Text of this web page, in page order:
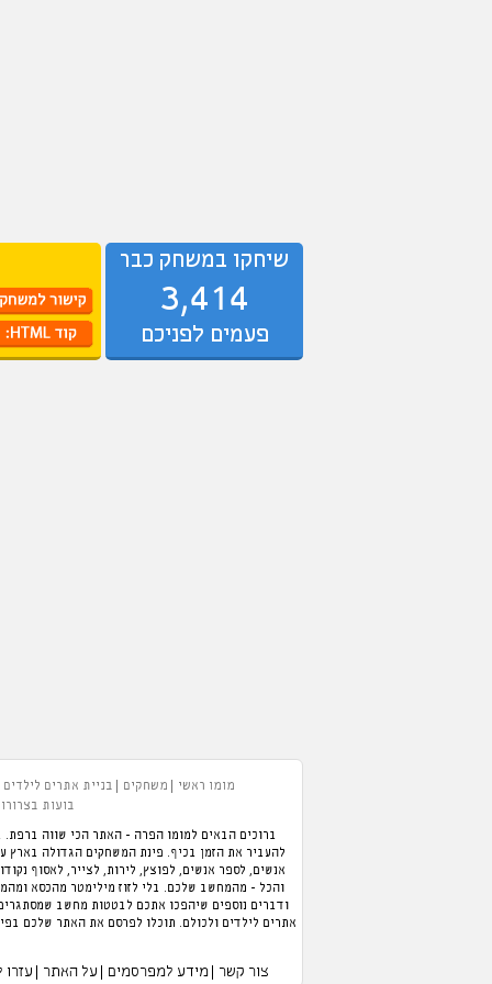
שיחקו במשחק כבר
3,414
פעמים לפניכם
מומו ראשי משחקים
בניית אתרים לילדים
בועות
ברוכים הבאים למומו הפרה - האתר הכי שווה
אנשים, לספר אנשים, לפוצץ, לירות, לצייר, לאסוף
והכל - מהמחשב שלכם. בלי לזוז מילימטר מהכסא
ודברים נוספים שיהפכו אתכם לבטטות מחשב
אתרים לילדים ולכולם. תוכלו לפרסם את האתר שלכם
צור קשר מידע למפרסמים על האתר